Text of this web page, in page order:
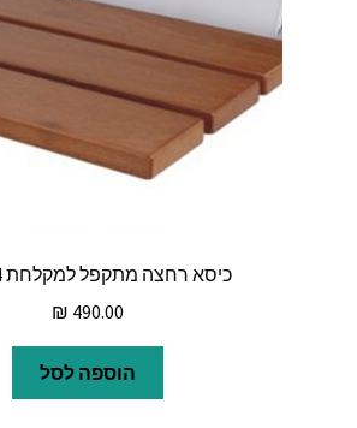
כיסא רחצה מתקפל למקלחת 34 ס"מ
₪ 490.00
הוספה לסל